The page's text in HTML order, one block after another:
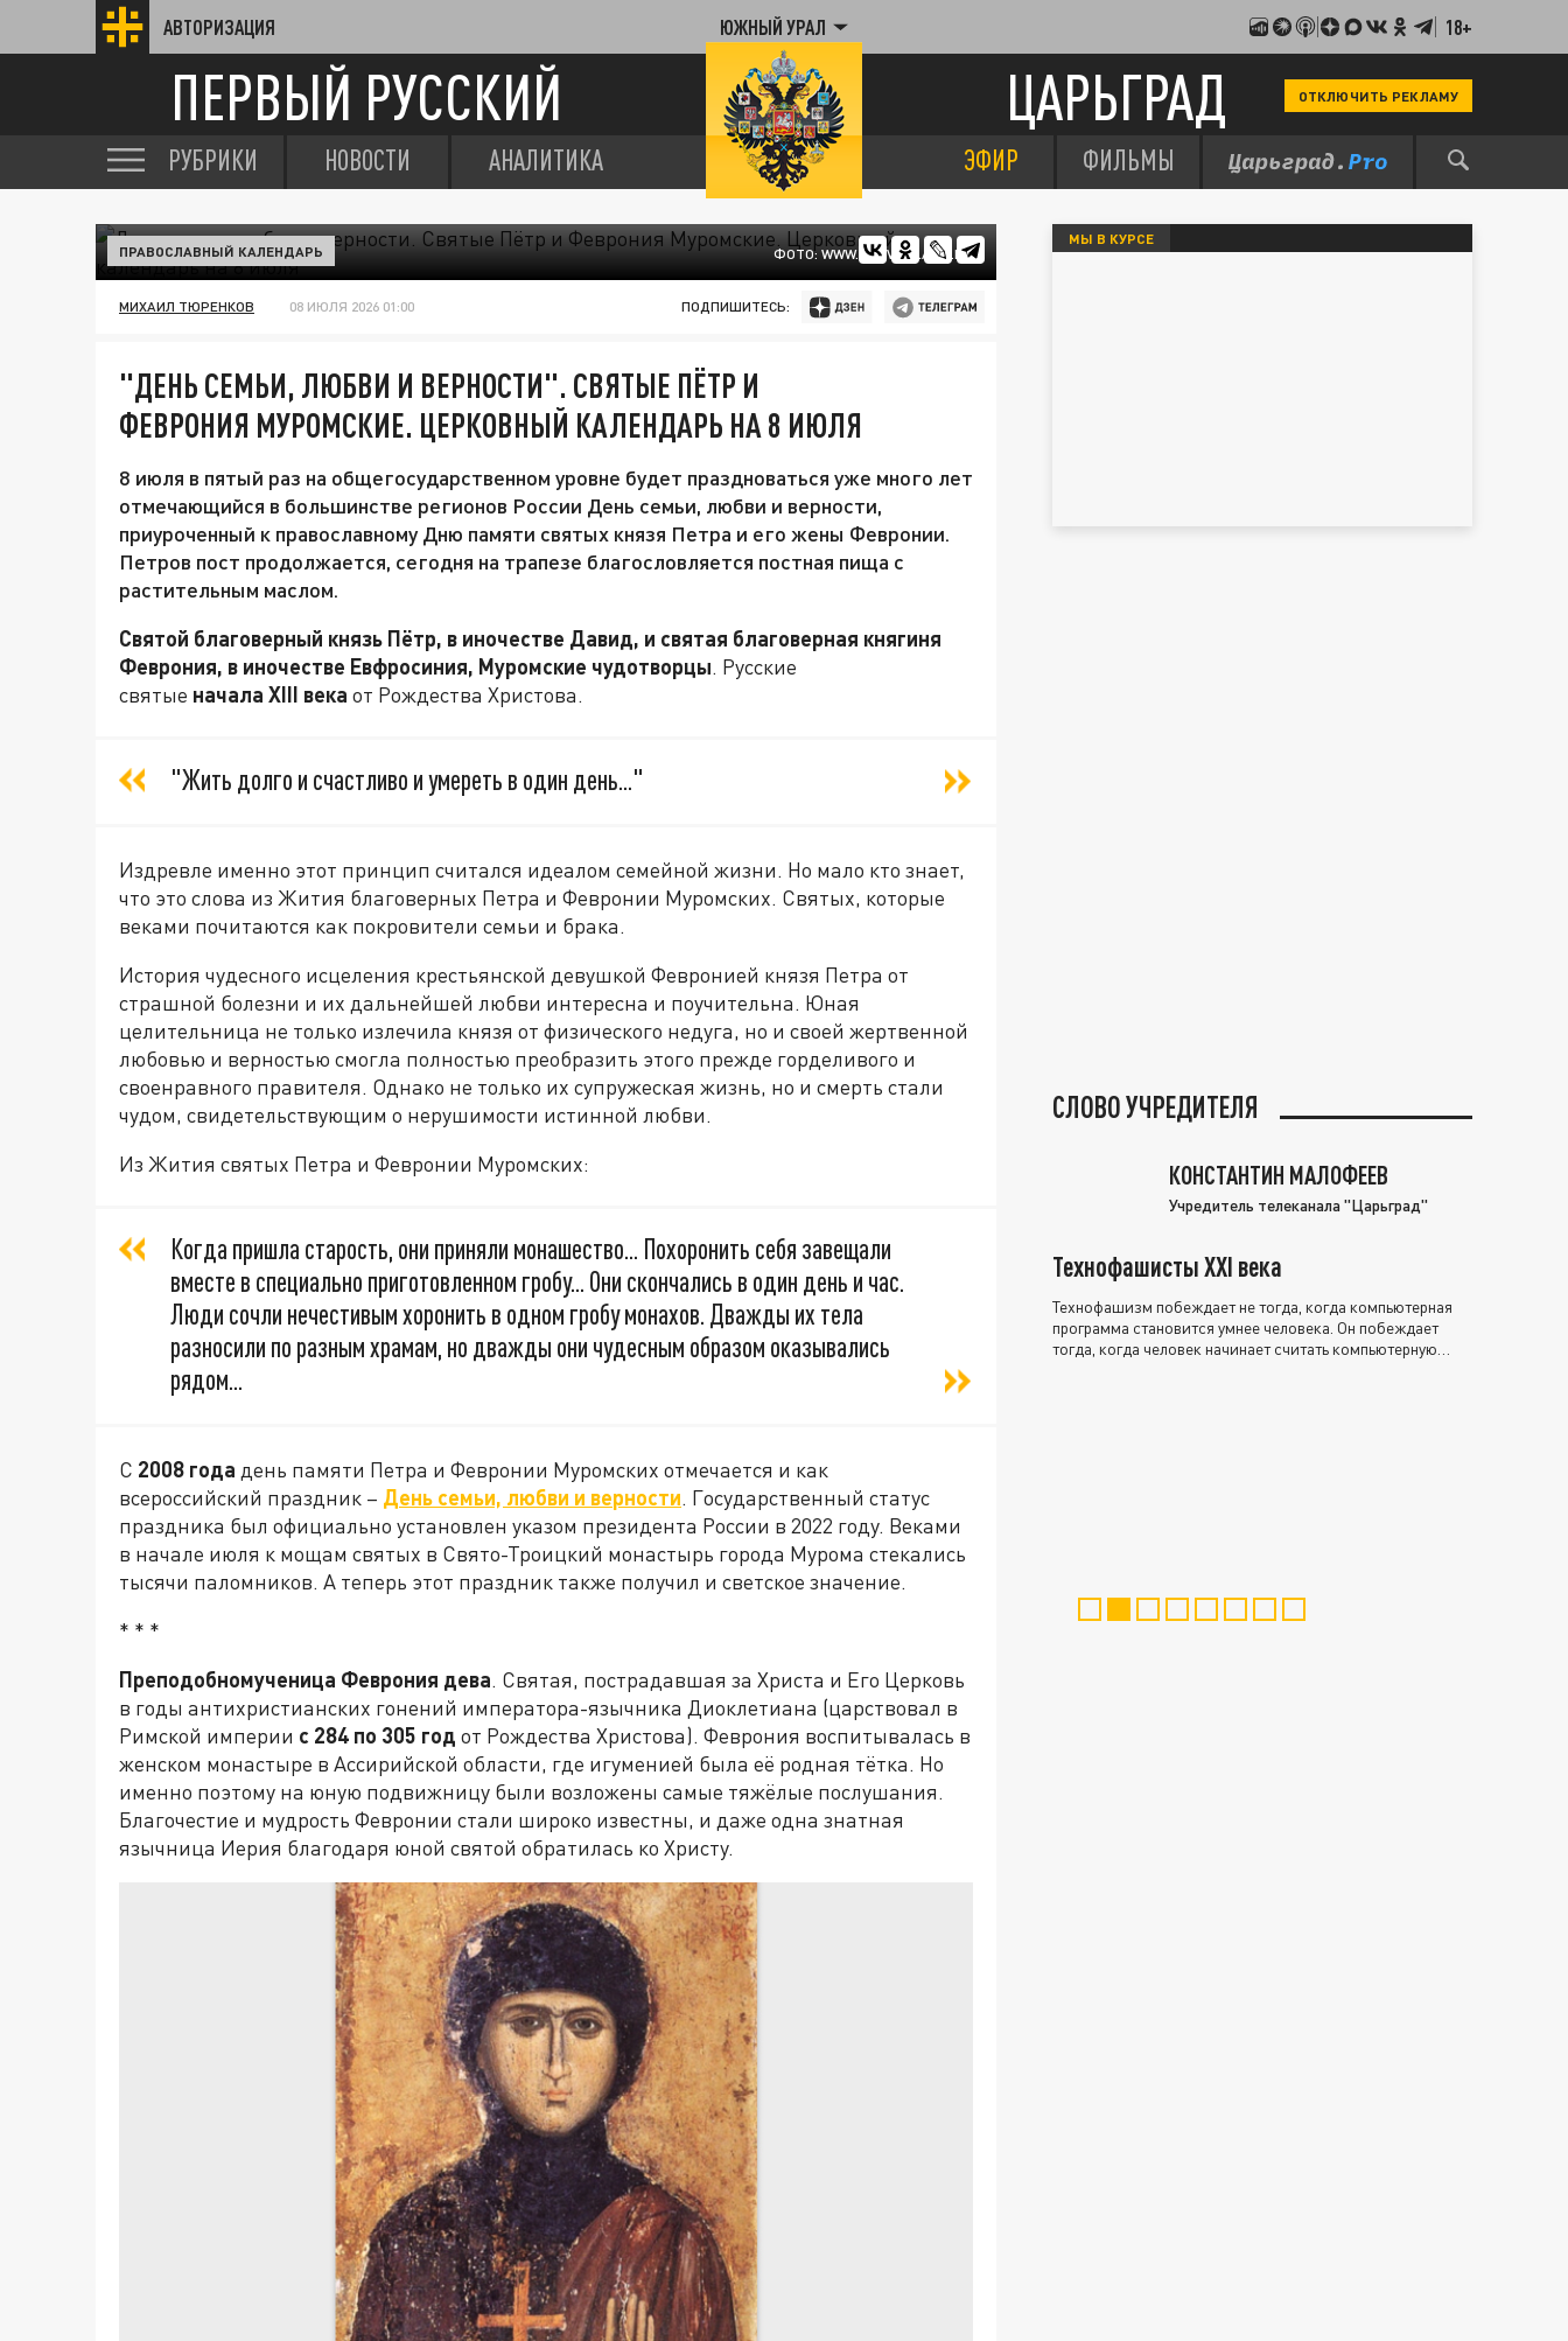
АВТОРИЗАЦИЯ ЮЖНЫЙ УРАЛ 18+
ПЕРВЫЙ РУССКИЙ ЦАРЬГРАД ОТКЛЮЧИТЬ РЕКЛАМУ
РУБРИКИ НОВОСТИ АНАЛИТИКА ЭФИР ФИЛЬМЫ
ФОТО: WWW.PRAVOSLAVIE.RU
ПРАВОСЛАВНЫЙ КАЛЕНДАРЬ
МИХАИЛ ТЮРЕНКОВ 08 ИЮЛЯ 2026 01:00 ПОДПИШИТЕСЬ:
"ДЕНЬ СЕМЬИ, ЛЮБВИ И ВЕРНОСТИ". СВЯТЫЕ ПЁТР И
ФЕВРОНИЯ МУРОМСКИЕ. ЦЕРКОВНЫЙ КАЛЕНДАРЬ НА 8 ИЮЛЯ
8 июля в пятый раз на общегосударственном уровне будет праздноваться уже много лет
отмечающийся в большинстве регионов России День семьи, любви и верности,
приуроченный к православному Дню памяти святых князя Петра и его жены Февронии.
Петров пост продолжается, сегодня на трапезе благословляется постная пища с
растительным маслом.
Святой благоверный князь Пётр, в иночестве Давид, и святая благоверная княгиня
Феврония, в иночестве Евфросиния, Муромские чудотворцы. Русские
святые начала XIII века от Рождества Христова.
"Жить долго и счастливо и умереть в один день..."
Издревле именно этот принцип считался идеалом семейной жизни. Но мало кто знает,
что это слова из Жития благоверных Петра и Февронии Муромских. Святых, которые
веками почитаются как покровители семьи и брака.
История чудесного исцеления крестьянской девушкой Февронией князя Петра от
страшной болезни и их дальнейшей любви интересна и поучительна. Юная
целительница не только излечила князя от физического недуга, но и своей жертвенной
любовью и верностью смогла полностью преобразить этого прежде горделивого и
своенравного правителя. Однако не только их супружеская жизнь, но и смерть стали
чудом, свидетельствующим о нерушимости истинной любви.
Из Жития святых Петра и Февронии Муромских:
Когда пришла старость, они приняли монашество... Похоронить себя завещали
вместе в специально приготовленном гробу... Они скончались в один день и час.
Люди сочли нечестивым хоронить в одном гробу монахов. Дважды их тела
разносили по разным храмам, но дважды они чудесным образом оказывались
рядом...
С 2008 года день памяти Петра и Февронии Муромских отмечается и как
всероссийский праздник – День семьи, любви и верности. Государственный статус
праздника был официально установлен указом президента России в 2022 году. Веками
в начале июля к мощам святых в Свято-Троицкий монастырь города Мурома стекались
тысячи паломников. А теперь этот праздник также получил и светское значение.
* * *
Преподобномученица Феврония дева. Святая, пострадавшая за Христа и Его Церковь
в годы антихристианских гонений императора-язычника Диоклетиана (царствовал в
Римской империи с 284 по 305 год от Рождества Христова). Феврония воспитывалась в
женском монастыре в Ассирийской области, где игуменией была её родная тётка. Но
именно поэтому на юную подвижницу были возложены самые тяжёлые послушания.
Благочестие и мудрость Февронии стали широко известны, и даже одна знатная
язычница Иерия благодаря юной святой обратилась ко Христу.
МЫ В КУРСЕ
СЛОВО УЧРЕДИТЕЛЯ
КОНСТАНТИН МАЛОФЕЕВ
Учредитель телеканала "Царьград"
Технофашисты XXI века
Технофашизм побеждает не тогда, когда компьютерная
программа становится умнее человека. Он побеждает
тогда, когда человек начинает считать компьютерную